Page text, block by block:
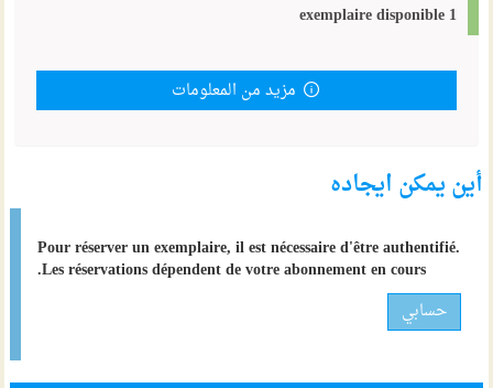
1 exemplaire disponible
مزيد من المعلومات
أين يمكن ايجاده
Pour réserver un exemplaire, il est nécessaire d'être authentifié.
Les réservations dépendent de votre abonnement en cours.
حسابي